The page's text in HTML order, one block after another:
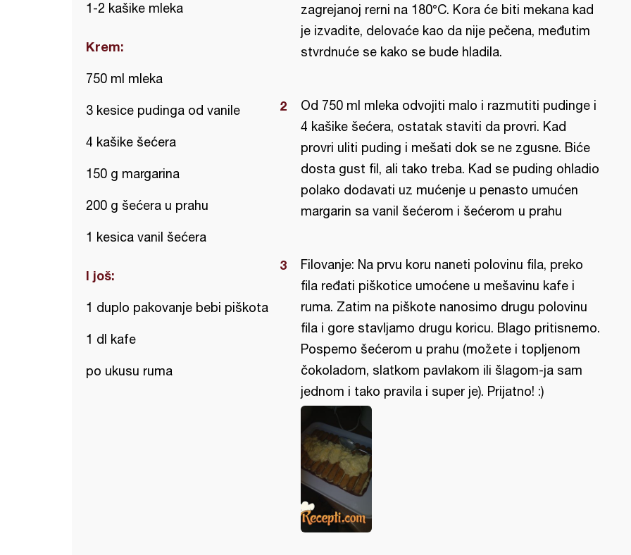
1-2 kašike mleka
Krem:
750 ml mleka
3 kesice pudinga od vanile
4 kašike šećera
150 g margarina
200 g šećera u prahu
1 kesica vanil šećera
I još:
1 duplo pakovanje bebi piškota
1 dl kafe
po ukusu ruma
zagrejanoj rerni na 180°C. Kora će biti mekana kad
je izvadite, delovaće kao da nije pečena, međutim
stvrdnuće se kako se bude hladila.
Od 750 ml mleka odvojiti malo i razmutiti pudinge i
4 kašike šećera, ostatak staviti da provri. Kad
provri uliti puding i mešati dok se ne zgusne. Biće
dosta gust fil, ali tako treba. Kad se puding ohladio
polako dodavati uz mućenje u penasto umućen
margarin sa vanil šećerom i šećerom u prahu
Filovanje: Na prvu koru naneti polovinu fila, preko
fila ređati piškotice umoćene u mešavinu kafe i
ruma. Zatim na piškote nanosimo drugu polovinu
fila i gore stavljamo drugu koricu. Blago pritisnemo.
Pospemo šećerom u prahu (možete i topljenom
čokoladom, slatkom pavlakom ili šlagom-ja sam
jednom i tako pravila i super je). Prijatno! :)